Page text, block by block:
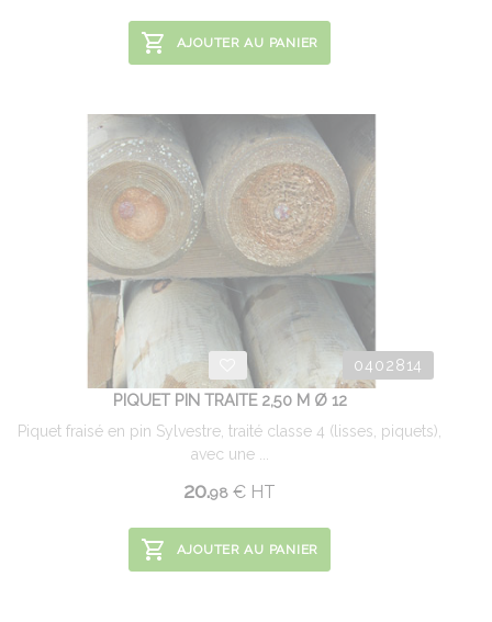
AJOUTER AU PANIER
0402814
PIQUET PIN TRAITE 2,50 M Ø 12
Piquet fraisé en pin Sylvestre, traité classe 4 (lisses, piquets),
avec une ...
20.98 € HT
AJOUTER AU PANIER